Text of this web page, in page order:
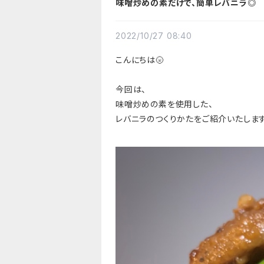
味噌炒めの素だけで、簡単レバニラ◎
2022/10/27 08:40
こんにちは🌝
今回は、
味噌炒めの素を使用した、
レバニラのつくりかたをご紹介いたしま